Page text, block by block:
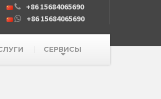
+86 15684065690
+86 15684065690
СЕРВИСЫ